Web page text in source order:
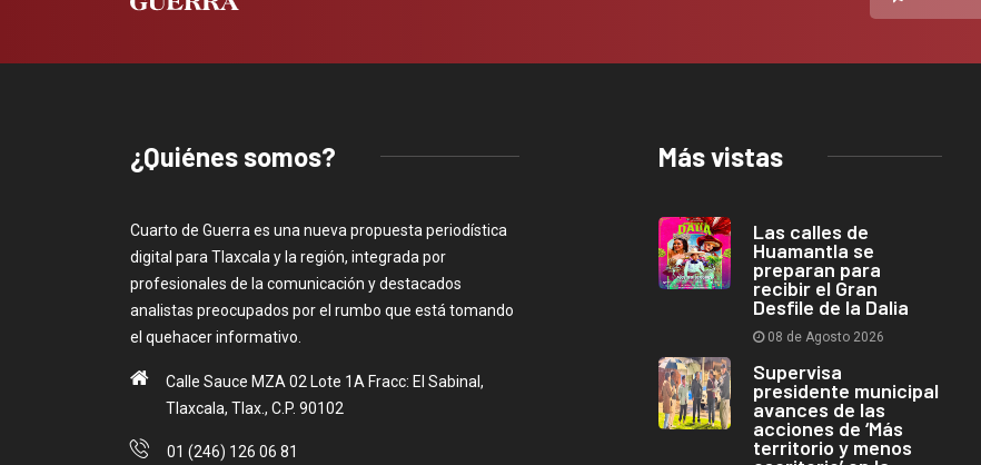
¿Quiénes somos?
Cuarto de Guerra es una nueva propuesta periodística
digital para Tlaxcala y la región, integrada por
profesionales de la comunicación y destacados
analistas preocupados por el rumbo que está tomando
el quehacer informativo.
Calle Sauce MZA 02 Lote 1A Fracc: El Sabinal,
Tlaxcala, Tlax., C.P. 90102
01 (246) 126 06 81
Más vistas
Las calles de
Huamantla se
preparan para
recibir el Gran
Desfile de la Dalia
08 de Agosto 2026
Supervisa
presidente municipal
avances de las
acciones de ‘Más
territorio y menos